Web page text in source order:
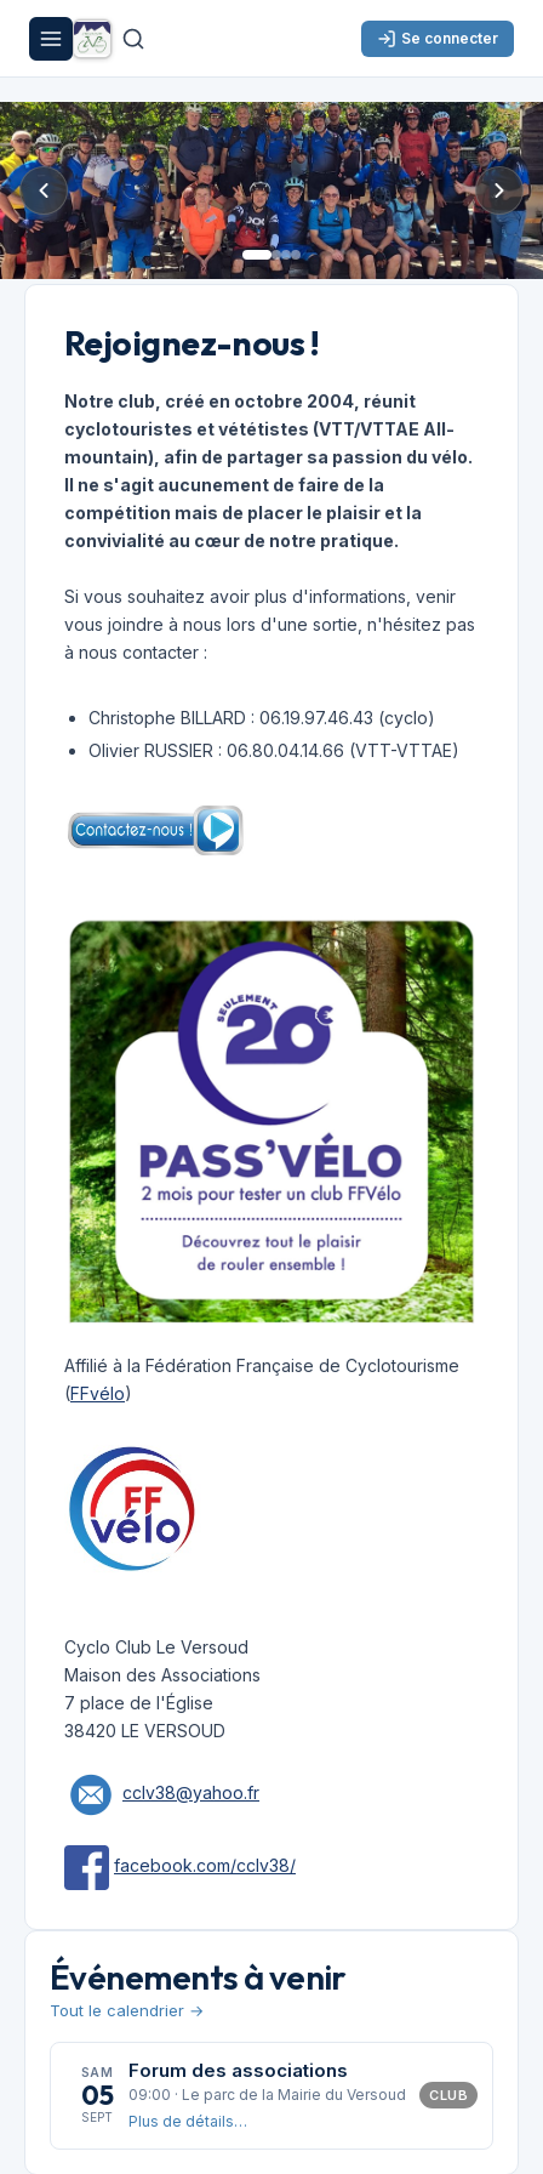
Se connecter
Rejoignez-nous !
Notre club, créé en octobre 2004, réunit
cyclotouristes et vététistes (VTT/VTTAE All-
mountain), afin de partager sa passion du vélo.
Il ne s'agit aucunement de faire de la
compétition mais de placer le plaisir et la
convivialité au cœur de notre pratique.
Si vous souhaitez avoir plus d'informations, venir
vous joindre à nous lors d'une sortie, n'hésitez pas
à nous contacter :
Christophe BILLARD : 06.19.97.46.43 (cyclo)
Olivier RUSSIER : 06.80.04.14.66 (VTT-VTTAE)
Affilié à la Fédération Française de Cyclotourisme
(FFvélo)
Cyclo Club Le Versoud
Maison des Associations
7 place de l'Église
38420 LE VERSOUD
cclv38@yahoo.fr
facebook.com/cclv38/
Événements à venir
Tout le calendrier →
SAM
05
SEPT
Forum des associations
09:00 · Le parc de la Mairie du Versoud
Plus de détails…
CLUB